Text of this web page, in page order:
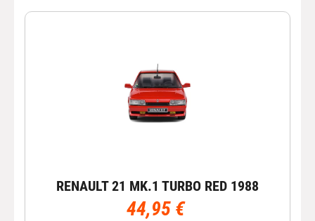
RENAULT 21 MK.1 TURBO RED 1988
44,95 €